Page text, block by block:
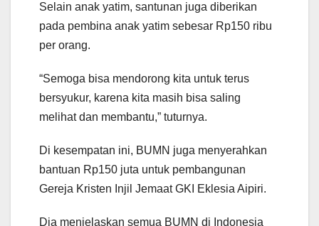
Selain anak yatim, santunan juga diberikan
pada pembina anak yatim sebesar Rp150 ribu
per orang.
“Semoga bisa mendorong kita untuk terus
bersyukur, karena kita masih bisa saling
melihat dan membantu,” tuturnya.
Di kesempatan ini, BUMN juga menyerahkan
bantuan Rp150 juta untuk pembangunan
Gereja Kristen Injil Jemaat GKI Eklesia Aipiri.
Dia menjelaskan semua BUMN di Indonesia